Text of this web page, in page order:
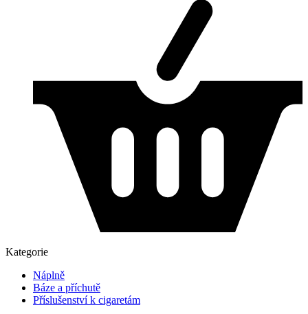
Kategorie
Náplně
Báze a příchutě
Příslušenství k cigaretám